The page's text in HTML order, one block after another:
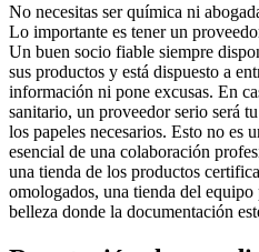
No necesitas ser química ni
Lo importante es tener un
Un buen socio fiable siempre
sus productos y está dispuesto a
información ni pone excusas. En
sanitario, un proveedor serio será
los papeles necesarios. Esto no es
esencial de una colaboración
una tienda de los productos
omologados, una tienda del equipo
belleza donde la documentación